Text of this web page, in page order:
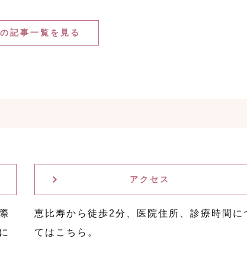
記事一覧を見る
アクセス
恵比寿から徒歩2分、医院住所、診療時間に
てはこちら。